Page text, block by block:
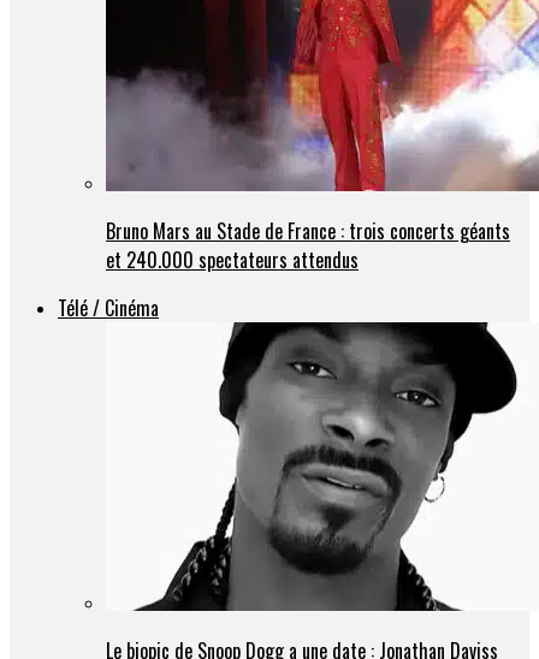
Bruno Mars au Stade de France : trois concerts géants
et 240.000 spectateurs attendus
Télé / Cinéma
Le biopic de Snoop Dogg a une date : Jonathan Daviss